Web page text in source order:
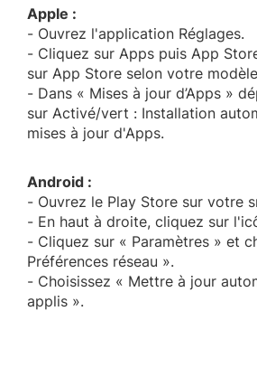
Apple :
- Ouvrez l'application Réglages.
- Cliquez sur Apps puis App
sur App Store selon votre
- Dans « Mises à jour d’Apps »
sur Activé/vert : Installation
mises à jour d'Apps.
Android :
- Ouvrez le Play Store sur votre
- En haut à droite, cliquez sur
- Cliquez sur « Paramètres » et
Préférences réseau ».
- Choisissez « Mettre à jour
applis ».